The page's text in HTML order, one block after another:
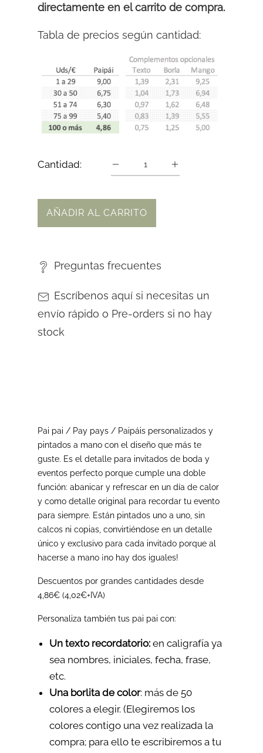
directamente en el carrito de compra.
Tabla de precios según cantidad:
Cantidad:
AÑADIR AL CARRITO
Preguntas frecuentes
Escríbenos aquí si necesitas un
envío rápido o Pre-orders si no hay
stock
Pai pai / Pay pays / Paipáis personalizados y
pintados a mano con el diseño que más te
guste. Es el detalle para invitados de boda y
eventos perfecto porque cumple una doble
función: abanicar y refrescar en un día de calor
y como detalle original para recordar tu evento
para siempre. Están pintados uno a uno, sin
calcos ni copias, convirtiéndose en un detalle
único y exclusivo para cada invitado porque al
hacerse a mano ¡no hay dos iguales!
Descuentos por grandes cantidades desde
4,86€ (4,02€+IVA)
Personaliza también tus pai pai con:
Un texto recordatorio: en caligrafía ya
sea nombres, iniciales, fecha, frase,
etc.
Una borlita de color: más de 50
colores a elegir. (Elegiremos los
colores contigo una vez realizada la
compra; para ello te escribiremos a tu